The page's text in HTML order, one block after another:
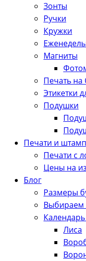
Зонты
Ручки
Кружки
Магниты
Печать на
Этикетки
Подушки
Печати и
Печати с
Цены на
Блог
Размеры
Выбираем
Лиса